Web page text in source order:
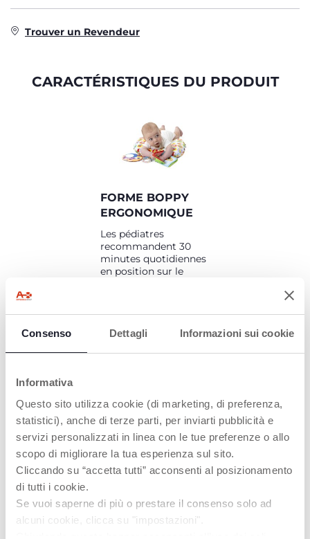
Consenso Dettagli Informazioni sui cookie
Informativa
Questo sito utilizza cookie (di marketing, di preferenza,
statistici), anche di terze parti, per inviarti pubblicità e
servizi personalizzati in linea con le tue preferenze o allo
scopo di migliorare la tua esperienza sul sito.
Cliccando su “accetta tutti” acconsenti al posizionamento
di tutti i cookie.
Se vuoi saperne di più o prestare il consenso solo ad
alcuni cookie, clicca su "impostazioni".
Trouver un Revendeur
CARACTÉRISTIQUES DU PRODUIT
FORME BOPPY
ERGONOMIQUE
Les pédiatres
recommandent 30
minutes quotidiennes
en position sur le
animaux, le jeu
PRODUITS POUVANT VOUS
INTÉRESSER